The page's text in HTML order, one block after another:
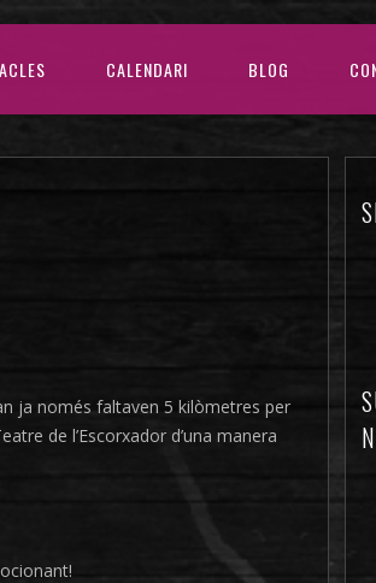
CALENDARI BLOG
ja només faltaven 5 kilòmetres per
de l’Escorxador d’una manera